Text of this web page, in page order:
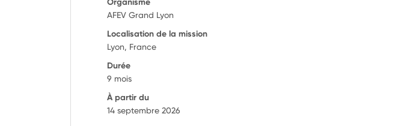
AFEV Grand Lyon
Localisation de la mission
Lyon, France
Durée
9 mois
À partir du
14 septembre 2026